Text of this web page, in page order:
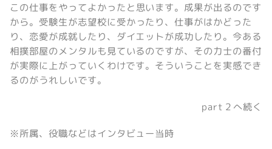
この仕事をやってよかったと思います。成果が出るのです
から。受験生が志望校に受かったり、仕事がはかどった
り、恋愛が成就したり、ダイエットが成功したり。今ある
相撲部屋のメンタルも見ているのですが、その力士の番付
が実際に上がっていくわけです。そういうことを実感でき
るのがうれしいです。
part２へ続く
※所属、役職などはインタビュー当時